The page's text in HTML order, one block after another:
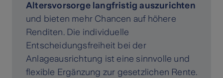
Altersvorsorge langfristig auszurichten
und bieten mehr Chancen auf höhere
Renditen. Die individuelle
Entscheidungsfreiheit bei der
Anlageausrichtung ist eine sinnvolle und
flexible Ergänzung zur gesetzlichen Rente.